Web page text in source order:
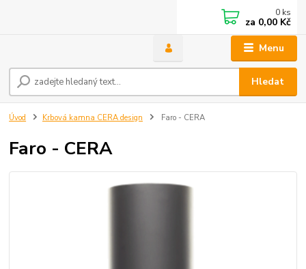
Menu
Hledat
0 ks
za 0,00 Kč
Úvod Krbová kamna CERA design Faro - CERA
Faro - CERA